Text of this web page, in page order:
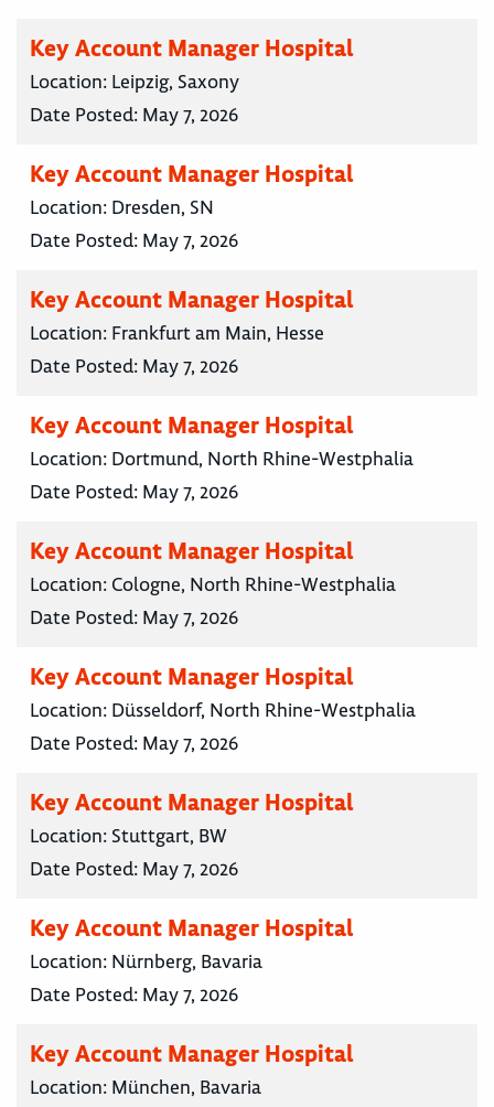
Key Account Manager Hospital
Location: Leipzig, Saxony
Date Posted: May 7, 2026
Key Account Manager Hospital
Location: Dresden, SN
Date Posted: May 7, 2026
Key Account Manager Hospital
Location: Frankfurt am Main, Hesse
Date Posted: May 7, 2026
Key Account Manager Hospital
Location: Dortmund, North Rhine-Westphalia
Date Posted: May 7, 2026
Key Account Manager Hospital
Location: Cologne, North Rhine-Westphalia
Date Posted: May 7, 2026
Key Account Manager Hospital
Location: Düsseldorf, North Rhine-Westphalia
Date Posted: May 7, 2026
Key Account Manager Hospital
Location: Stuttgart, BW
Date Posted: May 7, 2026
Key Account Manager Hospital
Location: Nürnberg, Bavaria
Date Posted: May 7, 2026
Key Account Manager Hospital
Location: München, Bavaria